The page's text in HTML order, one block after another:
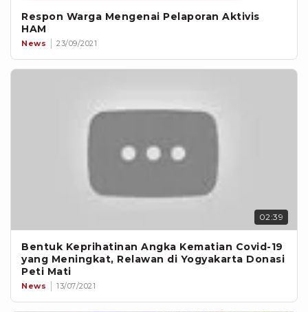
Respon Warga Mengenai Pelaporan Aktivis
HAM
News 23/09/2021
02:39
Bentuk Keprihatinan Angka Kematian Covid-19
yang Meningkat, Relawan di Yogyakarta Donasi
Peti Mati
News 13/07/2021